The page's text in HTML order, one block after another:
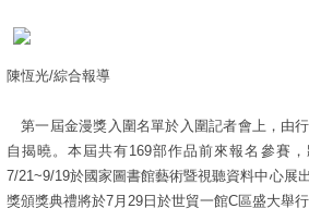
陳恆光/綜合報導
第一屆金漫獎入圍名單於入圍記者會上，由
自揭曉。本屆共有169部作品前來報名參賽
7/21~9/19於國家圖書館藝術暨視聽資料中心展
獎頒獎典禮將於7月29日於世貿一館C區盛大舉